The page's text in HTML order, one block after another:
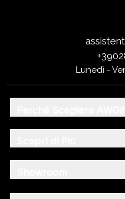
Lunedì -